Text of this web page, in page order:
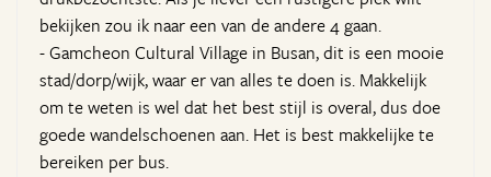
bekijken zou ik naar een van de andere 4 gaan.
- Gamcheon Cultural Village in Busan, dit is een mooie
stad/dorp/wijk, waar er van alles te doen is. Makkelijk
om te weten is wel dat het best stijl is overal, dus doe
goede wandelschoenen aan. Het is best makkelijke te
bereiken per bus.